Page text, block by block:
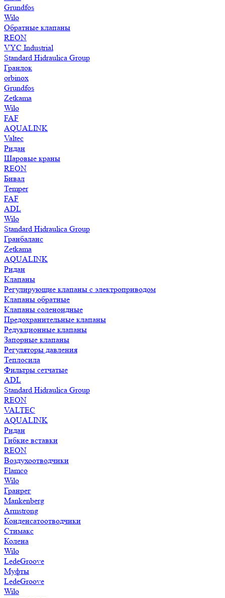
Grundfos
Wilo
Обратные клапаны
REON
VYC Industrial
Standard Hidraulica Group
Гранлок
orbinox
Grundfos
Zetkama
Wilo
FAF
AQUALINK
Valtec
Ридан
Шаровые краны
REON
Бивал
Temper
FAF
ADL
Wilo
Standard Hidraulica Group
Гранбаланс
Zetkama
AQUALINK
Ридан
Клапаны
Регулирующие клапаны с электроприводом
Клапаны обратные
Клапаны соленоидные
Предохранительные клапаны
Редукционные клапаны
Запорные клапаны
Регуляторы давления
Теплосила
Фильтры сетчатые
ADL
Standard Hidraulica Group
REON
VALTEC
AQUALINK
Ридан
Гибкие вставки
REON
Воздухоотводчики
Flamco
Wilo
Гранрег
Mankenberg
Armstrong
Конденсатоотводчики
Стимакс
Колена
Wilo
LedeGroove
Муфты
LedeGroove
Wilo